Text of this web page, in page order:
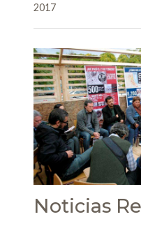
2017
Noticias